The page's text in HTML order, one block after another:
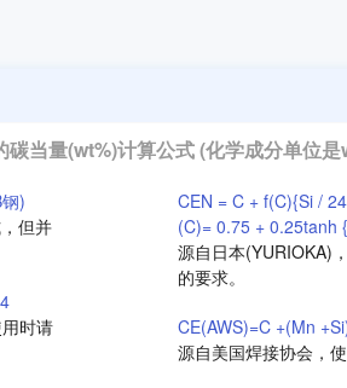
碳当量(wt%)计算公式 (化学成分单位是
)
但并
时请
CEN = C + f(C){Si /
(C)= 0.75 + 0.25tanh
源自日本(YURIOKA)
的要求。
CE(AWS)=C +(Mn
源自美国焊接协会，